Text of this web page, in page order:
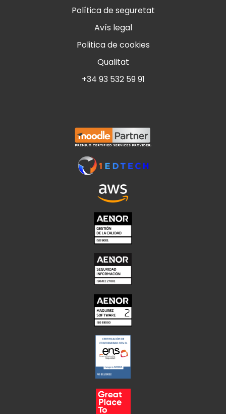
Política de seguretat
Avís legal
Politica de cookies
Qualitat
+34 93 532 59 91